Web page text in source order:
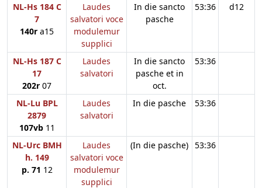
NL-Hs 184 C
7
140r a15
Laudes
salvatori voce
modulemur
supplici
In die sancto
pasche
53:36 d12
NL-Hs 187 C
17
202r 07
Laudes
salvatori
In die sancto
pasche et in
oct.
53:36
NL-Lu BPL
2879
107vb11
Laudes
salvatori
In die pasche 53:36
NL-Urc BMH
h. 149
p. 71 12
Laudes
salvatori voce
modulemur
supplici
(In die pasche) 53:36